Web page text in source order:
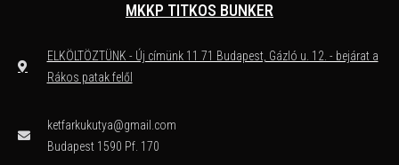
MKKP TITKOS BUNKER
ELKÖLTÖZTÜNK - Új címünk 11 71 Budapest, Gázló u. 12. - bejárat a
Rákos patak felől
ketfarkukutya@gmail.com
Budapest 1590 Pf. 170